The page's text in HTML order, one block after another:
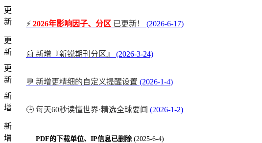
更
新
⚡ 2026年影响因子、分区 已更新！
(2026-6-17)
更
新
📰 新增『新锐期刊分区』
(2026-3-24)
更
新
💬 新增更精细的自定义提醒设置 (2026-1-4)
新
增
🕒 每天60秒读懂世界·精选全球要闻 (2026-1-2)
新
增
PDF的下载单位、IP信息已删除 (2025-6-4)